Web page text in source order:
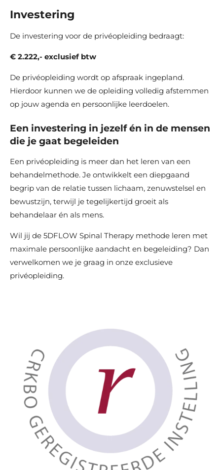
Investering
De investering voor de privéopleiding bedraagt:
€ 2.222,- exclusief btw
De privéopleiding wordt op afspraak ingepland.
Hierdoor kunnen we de opleiding volledig afstemmen
op jouw agenda en persoonlijke leerdoelen.
Een investering in jezelf én in de mensen
die je gaat begeleiden
Een privéopleiding is meer dan het leren van een
behandelmethode. Je ontwikkelt een diepgaand
begrip van de relatie tussen lichaam, zenuwstelsel en
bewustzijn, terwijl je tegelijkertijd groeit als
behandelaar én als mens.
Wil jij de 5DFLOW Spinal Therapy methode leren met
maximale persoonlijke aandacht en begeleiding? Dan
verwelkomen we je graag in onze exclusieve
privéopleiding.